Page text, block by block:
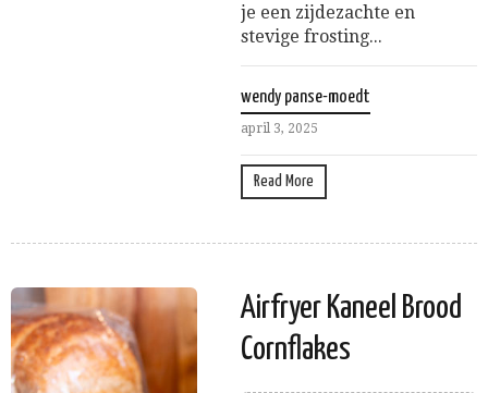
je een zijdezachte en
stevige frosting...
wendy panse-moedt
april 3, 2025
Read More
Airfryer Kaneel Brood
Cornflakes